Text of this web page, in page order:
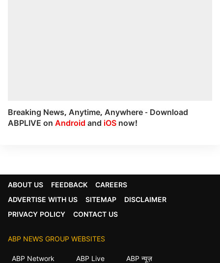
Breaking News, Anytime, Anywhere - Download
ABPLIVE on Android and iOS now!
ABOUT US FEEDBACK
CAREERS
ADVERTISE WITH US
SITEMAP
DISCLAIMER
PRIVACY POLICY
CONTACT US
ABP NEWS GROUP WEBSITES
ABP Network ABP Live
ABP न्यूज़